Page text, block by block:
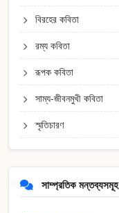
বিরহের কবিতা
রম্য কবিতা
রূপক কবিতা
সাম্য-জীবনমুখী কবিতা
স্মৃতিচারণ
সাম্প্রতিক মন্তব্যসমূহ